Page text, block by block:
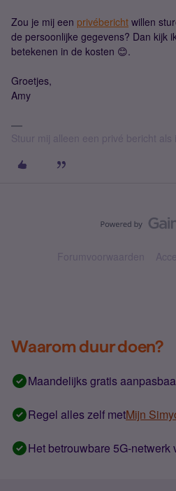
Zou je mij een privébericht willen
de persoonlijke gegevens? Dan kijk
betekenen in de kosten 😊.
Groetjes,
Amy
Stuur mij alleen een privé bericht als
Forumvoorwaarden
Waarom duur doen?
Maandelijks gratis
Regel alles zelf metMijn
Het betrouwbare 5G-netwerk